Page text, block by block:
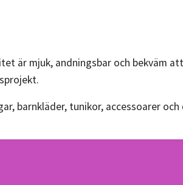
är mjuk, andningsbar och bekväm
barnkläder, tunikor, accessoarer